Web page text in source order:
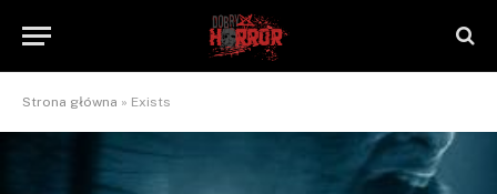
Strona główna » Exists